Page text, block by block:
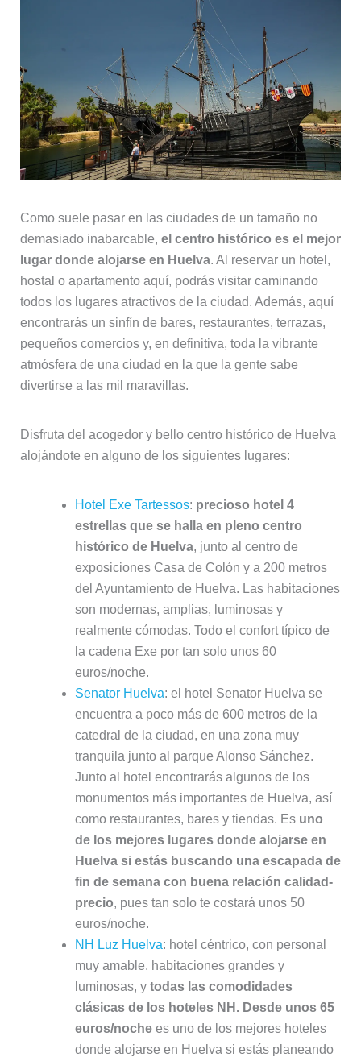
Como suele pasar en las ciudades de un tamaño no
demasiado inabarcable, el centro histórico es el mejor
lugar donde alojarse en Huelva. Al reservar un hotel,
hostal o apartamento aquí, podrás visitar caminando
todos los lugares atractivos de la ciudad. Además, aquí
encontrarás un sinfín de bares, restaurantes, terrazas,
pequeños comercios y, en definitiva, toda la vibrante
atmósfera de una ciudad en la que la gente sabe
divertirse a las mil maravillas.
Disfruta del acogedor y bello centro histórico de Huelva
alojándote en alguno de los siguientes lugares:
Hotel Exe Tartessos: precioso hotel 4
estrellas que se halla en pleno centro
histórico de Huelva, junto al centro de
exposiciones Casa de Colón y a 200 metros
del Ayuntamiento de Huelva. Las habitaciones
son modernas, amplias, luminosas y
realmente cómodas. Todo el confort típico de
la cadena Exe por tan solo unos 60
euros/noche.
Senator Huelva: el hotel Senator Huelva se
encuentra a poco más de 600 metros de la
catedral de la ciudad, en una zona muy
tranquila junto al parque Alonso Sánchez.
Junto al hotel encontrarás algunos de los
monumentos más importantes de Huelva, así
como restaurantes, bares y tiendas. Es uno
de los mejores lugares donde alojarse en
Huelva si estás buscando una escapada de
fin de semana con buena relación calidad-
precio, pues tan solo te costará unos 50
euros/noche.
NH Luz Huelva: hotel céntrico, con personal
muy amable. habitaciones grandes y
luminosas, y todas las comodidades
clásicas de los hoteles NH. Desde unos 65
euros/nochees uno de los mejores hoteles
donde alojarse en Huelva si estás planeando